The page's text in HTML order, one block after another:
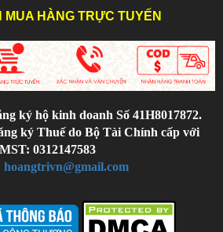
MUA HÀNG TRỰC TUYẾN
ký hộ kinh doanh Số 41H8017872.
ký Thuế do Bộ Tài Chính cấp với
MST: 0312147583
hoangtrivn@gmail.com